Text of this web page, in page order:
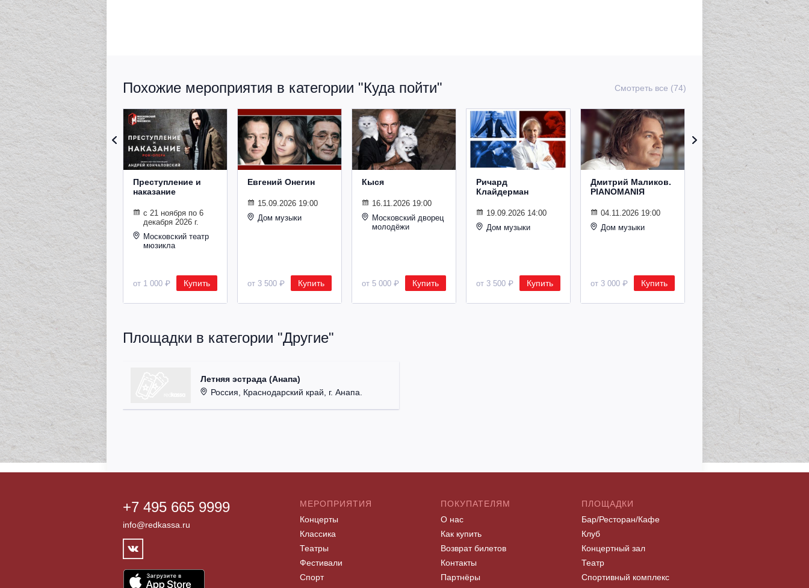
Похожие мероприятия в категории "Куда пойти" Смотреть все (74)
Преступление и
наказание
с 21 ноября по 6
декабря 2026 г.
Московский театр
мюзикла
от 1 000 ₽ Купить
Евгений Онегин
15.09.2026 19:00
Дом музыки
от 3 500 ₽ Купить
Кыся
16.11.2026 19:00
Московский дворец
молодёжи
от 5 000 ₽ Купить
Ричард
Клайдерман
19.09.2026 14:00
Дом музыки
от 3 500 ₽ Купить
Дмитрий Маликов.
PIANOMANIЯ
04.11.2026 19:00
Дом музыки
от 3 000 ₽ Купить
Рождественский
концерт
Владимира
Спивакова
24.12.2026 19:00
Дом музыки
от 8 500 ₽ Купить
Площадки в категории "Другие"
Летняя эстрада (Анапа)
Россия, Краснодарский край, г. Анапа.
+7 495 665 9999
info@redkassa.ru
МЕРОПРИЯТИЯ
Концерты
Классика
Театры
Фестивали
Спорт
ПОКУПАТЕЛЯМ
О нас
Как купить
Возврат билетов
Контакты
Партнёры
ПЛОЩАДКИ
Бар/Ресторан/Кафе
Клуб
Концертный зал
Театр
Спортивный комплекс